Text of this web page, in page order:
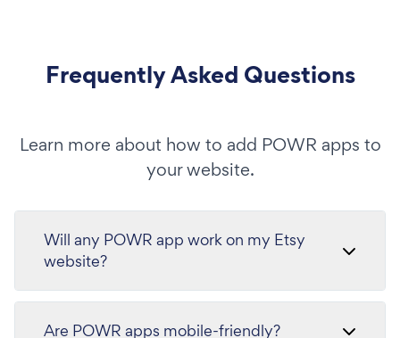
Frequently Asked Questions
Learn more about how to add POWR apps to
your website.
Will any POWR app work on my Etsy
website?
Are POWR apps mobile-friendly?